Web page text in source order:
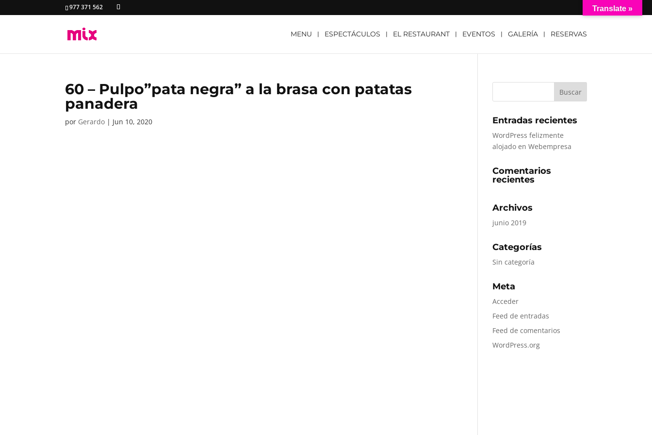
977 371 562
MENU ESPECTÁCULOS EL RESTAURANT EVENTOS GALERÍA RESERVAS
60 – Pulpo”pata negra” a la brasa con patatas
panadera
por Gerardo | Jun 10, 2020 Entradas recientes
WordPress felizmente
alojado en Webempresa
Comentarios
recientes
Archivos
junio 2019
Categorías
Sin categoría
Meta
Acceder
Feed de entradas
Feed de comentarios
WordPress.org
Translate »